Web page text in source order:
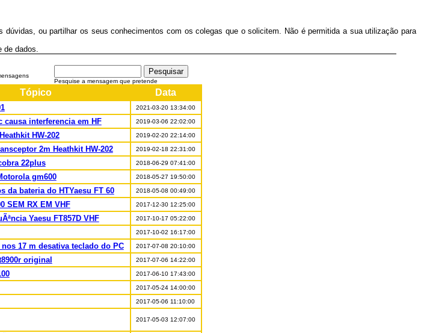
dúvidas, ou partilhar os seus conhecimentos com os colegas que o solicitem. Não é permitida a sua utilização para
de dados.
Pesquise a mensagem que pretende
Tópico Data
2021-03-20 13:34:00
causa interferencia em HF 2019-03-06 22:02:00
HW-202 2019-02-20 22:14:00
2m Heathkit HW-202 2019-02-18 22:31:00
22plus 2018-06-29 07:41:00
gm600 2018-05-27 19:50:00
da bateria do HTYaesu FT 60 2018-05-08 00:49:00
SEM RX EM VHF 2017-12-30 12:25:00
Yaesu FT857D VHF 2017-10-17 05:22:00
2017-10-02 16:17:00
nos 17 m desativa teclado do PC 2017-07-08 20:10:00
original 2017-07-06 14:22:00
2017-06-10 17:43:00
2017-05-24 14:00:00
2017-05-06 11:10:00
2017-05-03 12:07:00